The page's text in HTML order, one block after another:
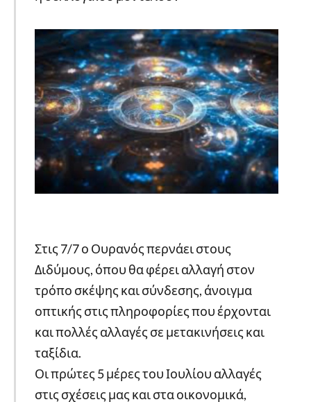
Στις 7/7 ο Ουρανός περνάει στους
Διδύμους, όπου θα φέρει αλλαγή στον
τρόπο σκέψης και σύνδεσης, άνοιγμα
οπτικής στις πληροφορίες που έρχονται
και πολλές αλλαγές σε μετακινήσεις και
ταξίδια.
Οι πρώτες 5 μέρες του Ιουλίου αλλαγές
στις σχέσεις μας και στα οικονομικά,